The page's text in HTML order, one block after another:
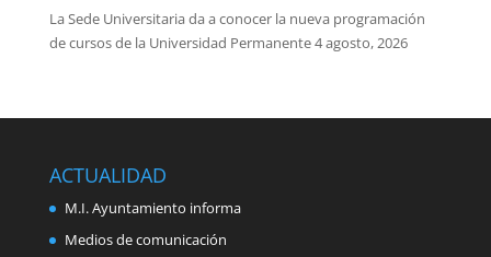
La Sede Universitaria da a conocer la nueva programación
de cursos de la Universidad Permanente4 agosto, 2026
ACTUALIDAD
M.I. Ayuntamiento informa
Medios de comunicación